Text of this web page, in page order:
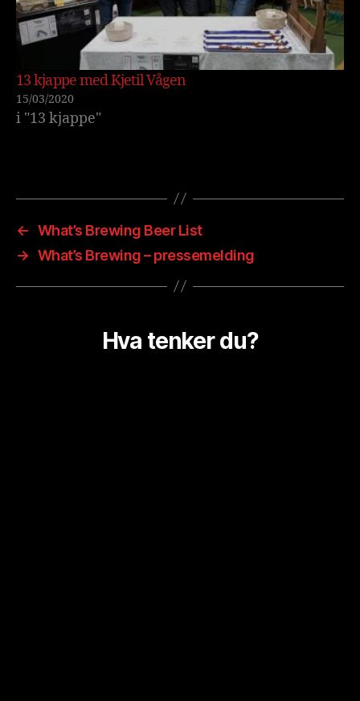
13 kjappe med Kjetil Vågen
15/03/2020
i "13 kjappe"
← What’s Brewing Beer List
→ What’s Brewing – pressemelding
Hva tenker du?